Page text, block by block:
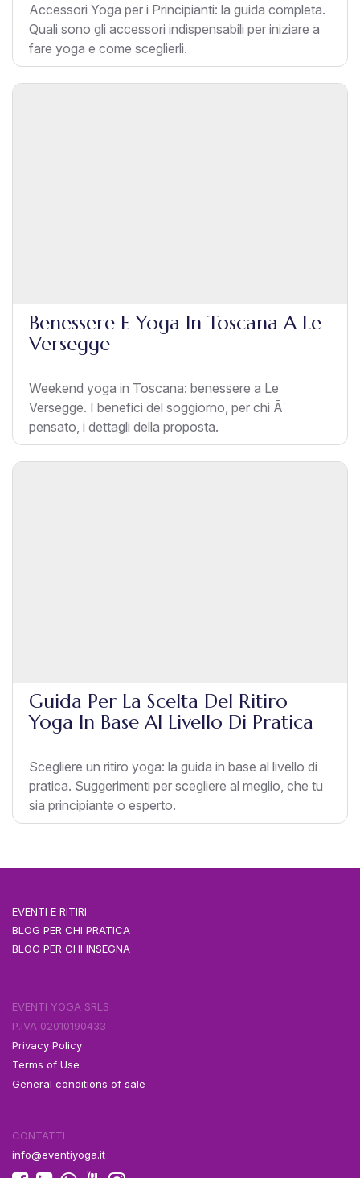
Accessori Yoga per i Principianti: la guida completa.
Quali sono gli accessori indispensabili per iniziare a
fare yoga e come sceglierli.
Benessere E Yoga In Toscana A Le
Versegge
Weekend yoga in Toscana: benessere a Le
Versegge. I benefici del soggiorno, per chi Ã¨
pensato, i dettagli della proposta.
Guida Per La Scelta Del Ritiro
Yoga In Base Al Livello Di Pratica
Scegliere un ritiro yoga: la guida in base al livello di
pratica. Suggerimenti per scegliere al meglio, che tu
sia principiante o esperto.
EVENTI E RITIRI
BLOG PER CHI PRATICA
BLOG PER CHI INSEGNA
EVENTI YOGA SRLS
P.IVA 02010190433
Privacy Policy
Terms of Use
General conditions of sale
CONTATTI
info@eventiyoga.it